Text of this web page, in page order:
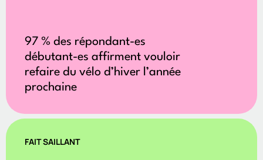
97 % des répondant-es
débutant-es affirment vouloir
refaire du vélo d’hiver l’année
prochaine
FAIT SAILLANT